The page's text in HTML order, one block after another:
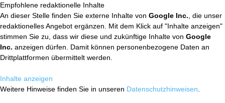
Empfohlene redaktionelle Inhalte
An dieser Stelle finden Sie externe Inhalte von Google Inc. , die unser
redaktionelles Angebot ergänzen. Mit dem Klick auf "Inhalte anzeigen"
stimmen Sie zu, dass wir diese und zukünftige Inhalte von Google
Inc. anzeigen dürfen. Damit können personenbezogene Daten an
Drittplattformen übermittelt werden.
Inhalte anzeigen
Weitere Hinweise finden Sie in unseren Datenschutzhinweisen